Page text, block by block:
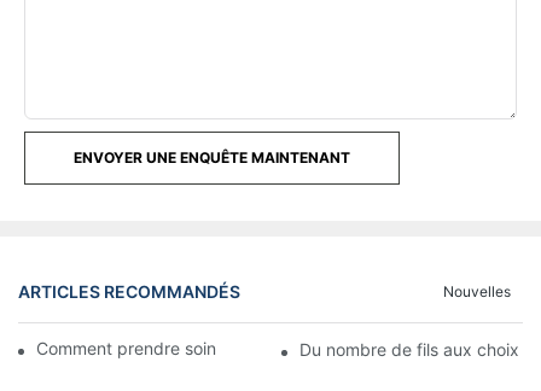
ENVOYER UNE ENQUÊTE MAINTENANT
ARTICLES RECOMMANDÉS Nouvelles
Comment prendre soin des draps d'hôtel en gros
Du nombre de fils aux choix